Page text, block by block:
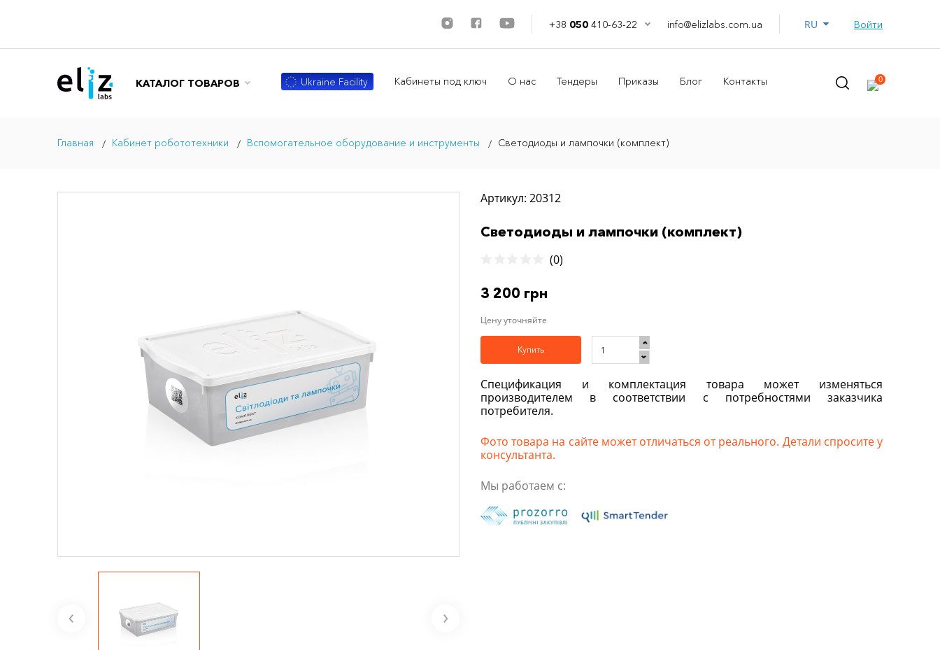
+38 050 410-63-22 info@elizlabs.com.ua Войти
КАТАЛОГ ТОВАРОВ Ukraine Facility Кабинеты под ключ О нас Тендеры Приказы Блог Контакты 0
Главная Кабинет робототехники Вспомогательное оборудование и инструменты Светодиоды и лампочки (комплект)
Артикул: 20312
Светодиоды и лампочки (комплект)
(0)
3 200 грн
Цену уточняйте
Купить
Спецификация и комплектация товара может изменяться
производителем в соответствии с потребностями заказчика
потребителя.
Фото товара на сайте может отличаться от реального. Детали спросите у
консультанта.
Мы работаем с: